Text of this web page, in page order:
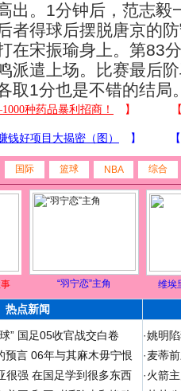
出。1分钟后，范志毅
者得球后摆脱唐京的
在宋振瑜身上。第83
派遣上场。比赛最后
取1分也是不错的结局
国际 篮球 NBA 综合
“羽宁恋”主角 维埃
热点新闻
” 国足05收官战交白卷
预言 06年与其麻木毋宁恨
很强 在国足学到很多东西
·姚明
·麦蒂
·火箭